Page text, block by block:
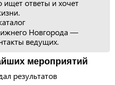
ищет ответы и хочет
Новгорода —
ведущих.
мероприятий
результатов